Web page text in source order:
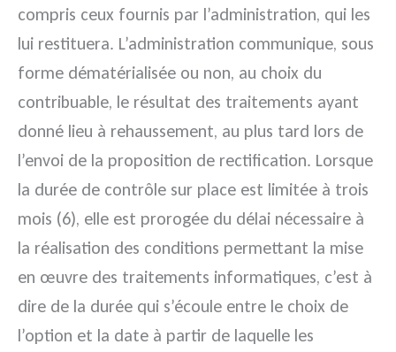
compris ceux fournis par l’administration, qui les
lui restituera. L’administration communique, sous
forme dématérialisée ou non, au choix du
contribuable, le résultat des traitements ayant
donné lieu à rehaussement, au plus tard lors de
l’envoi de la proposition de rectification. Lorsque
la durée de contrôle sur place est limitée à trois
mois (6), elle est prorogée du délai nécessaire à
la réalisation des conditions permettant la mise
en œuvre des traitements informatiques, c’est à
dire de la durée qui s’écoule entre le choix de
l’option et la date à partir de laquelle les